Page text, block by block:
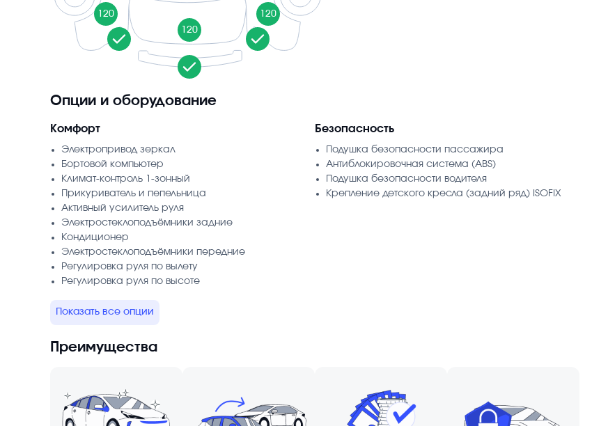
120
120 120
Опции и оборудование
Комфорт
Электропривод зеркал
Бортовой компьютер
Климат-контроль 1-зонный
Прикуриватель и пепельница
Активный усилитель руля
Электростеклоподъёмники задние
Кондиционер
Электростеклоподъёмники передние
Регулировка руля по вылету
Регулировка руля по высоте
Безопасность
Подушка безопасности пассажира
Антиблокировочная система (ABS)
Подушка безопасности водителя
Крепление детского кресла (задний ряд) ISOFIX
Показать все опции
Преимущества